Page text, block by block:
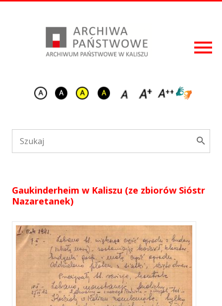
Gaukinderheim w Kaliszu (ze zbiorów Sióstr
Nazaretanek)